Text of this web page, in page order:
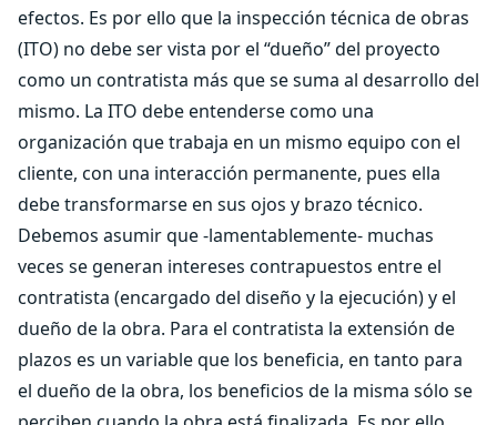
efectos. Es por ello que la inspección técnica de obras
(ITO) no debe ser vista por el “dueño” del proyecto
como un contratista más que se suma al desarrollo del
mismo. La ITO debe entenderse como una
organización que trabaja en un mismo equipo con el
cliente, con una interacción permanente, pues ella
debe transformarse en sus ojos y brazo técnico.
Debemos asumir que -lamentablemente- muchas
veces se generan intereses contrapuestos entre el
contratista (encargado del diseño y la ejecución) y el
dueño de la obra. Para el contratista la extensión de
plazos es un variable que los beneficia, en tanto para
el dueño de la obra, los beneficios de la misma sólo se